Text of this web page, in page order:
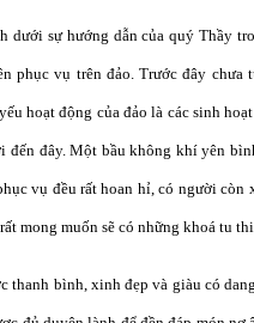
dưới sự hướng dẫn của quý Thầy
phục vụ trên đảo. Trướcđây chưa t
yếu hoạt động của đảo là các sinh hoạ
i đến đây. Một bầu không khí yên
ục vụ đều rất hoan hỉ , có người còn
ất mong muốn sẽ có những khoá tu thi
c thanh bình, xinhđẹp và giàu có